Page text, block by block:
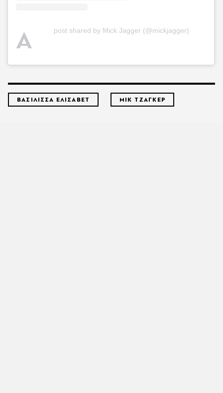
A post shared by Mick Jagger (@mickjagger)
ΒΑΣΙΛΙΣΣΑ ΕΛΙΣΑΒΕΤ ΜΙΚ ΤΖΑΓΚΕΡ